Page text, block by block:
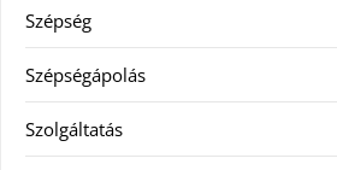
Szépség
Szépségápolás
Szolgáltatás